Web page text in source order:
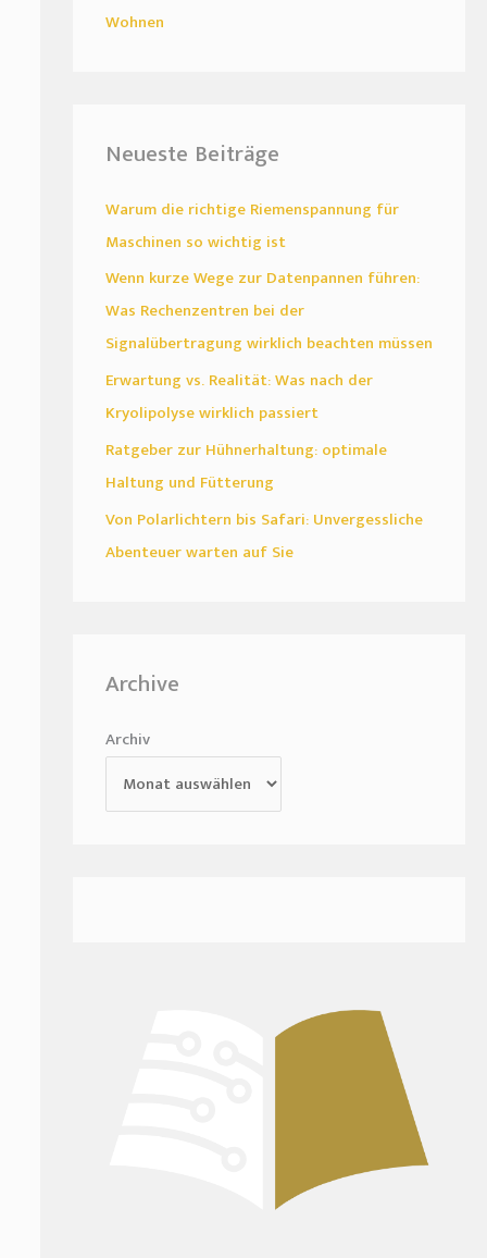
Wohnen
Neueste Beiträge
Warum die richtige Riemenspannung für
Maschinen so wichtig ist
Wenn kurze Wege zur Datenpannen führen:
Was Rechenzentren bei der
Signalübertragung wirklich beachten müssen
Erwartung vs. Realität: Was nach der
Kryolipolyse wirklich passiert
Ratgeber zur Hühnerhaltung: optimale
Haltung und Fütterung
Von Polarlichtern bis Safari: Unvergessliche
Abenteuer warten auf Sie
Archive
Archiv